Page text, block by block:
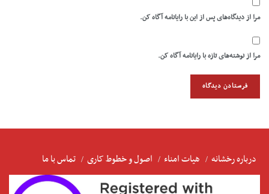
مرا از دیدگاه‌های پس از این با رایانامه آگاه کن.
مرا از نوشته‌های تازه با رایانامه آگاه کن.
درباره رخشانه هیات امناء اصول و خطوط کاری تماس با ما